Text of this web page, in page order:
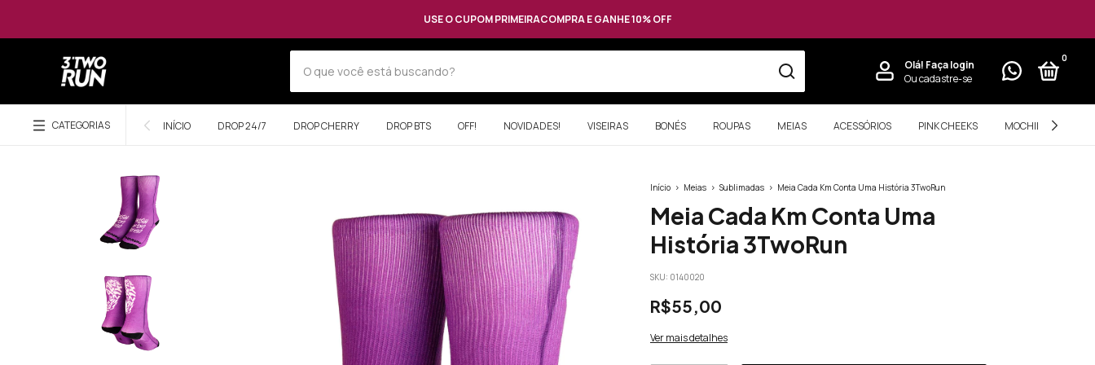
USE O CUPOM PRIMEIRACOMPRA E GANHE 10% OFF
Olá! Faça login
Ou cadastre-se
0
CATEGORIAS INÍCIO DROP 24/7 DROP CHERRY DROP BTS OFF! NOVIDADES! VISEIRAS BONÉS ROUPAS MEIAS ACESSÓRIOS PINK CHEEKS MOCHILAS
Início > Meias > Sublimadas > Meia Cada Km Conta Uma História 3TwoRun
Meia Cada Km Conta Uma
História 3TwoRun
SKU: 0140020
R$55,00
Ver mais detalhes